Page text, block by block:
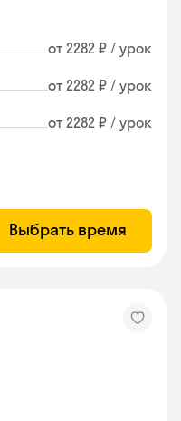
от 2282 ₽ / урок
от 2282 ₽ / урок
от 2282 ₽ / урок
Выбрать время